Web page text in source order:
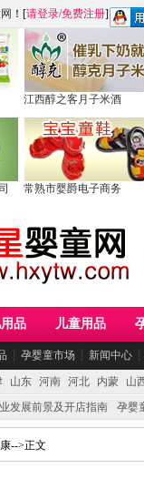
！[请登录/免费注册]
江西醇之客月子米酒
常熟市婴爵电子商务
品 儿童用品
┆ 孕婴童市场 ┆ 新闻中心 ┆
山东 河南 河北 内蒙 山
发展前景及开店指南 孕婴
-->正文